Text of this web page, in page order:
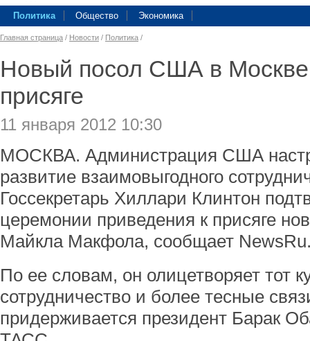
Политика Общество Экономика
Главная страница / Новости / Политика /
Новый посол США в Москве
присяге
11 января 2012 10:30
МОСКВА. Администрация США
развитие взаимовыгодного
Госсекретарь Хиллари Клинтон
церемонии приведения к присяге
Майкла Макфола, сообщает
По ее словам, он олицетворяет тот
сотрудничество и более тесные
придерживается президент Барак